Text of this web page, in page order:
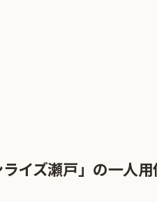
イズ瀬戸」の一人